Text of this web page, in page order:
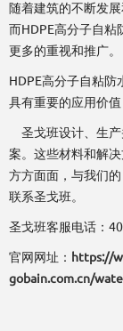
随着建筑的不断发
而HDPE高分子自粘
更多的重视和推广。
HDPE高分子自粘防
具有重要的应用价
圣戈班设计、生产
案。这些材料和解
方方面面，与我们
联系圣戈班。
圣戈班客服电话：
官网网址： https://
gobain.com.cn/